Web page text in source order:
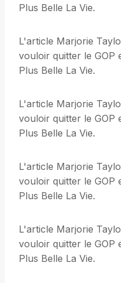
Plus Belle La Vie.
L'article Marjorie
vouloir quitter le GOP
Plus Belle La Vie.
L'article Marjorie
vouloir quitter le GOP
Plus Belle La Vie.
L'article Marjorie
vouloir quitter le GOP
Plus Belle La Vie.
L'article Marjorie
vouloir quitter le GOP
Plus Belle La Vie.